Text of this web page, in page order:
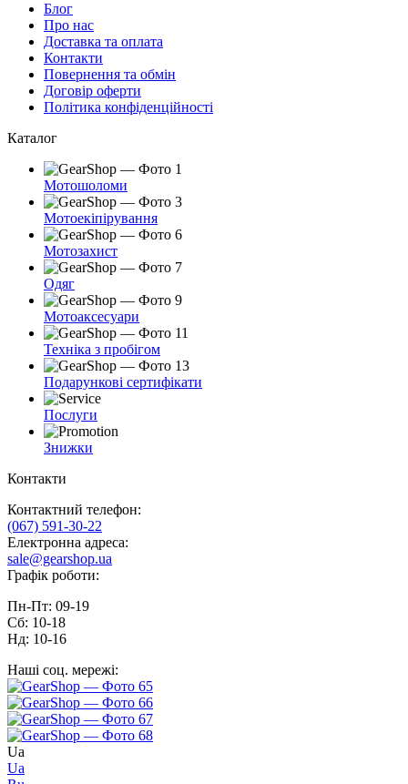
Блог
Про нас
Доставка та оплата
Контакти
Повернення та обмін
Договір оферти
Політика конфіденційності
Каталог
Мотошоломи
Мотоекіпірування
Мотозахист
Одяг
Мотоаксесуари
Техніка з пробігом
Подарункові сертифікати
Послуги
Знижки
Контакти
Контактний телефон:
(067) 591-30-22
Електронна адреса:
sale@gearshop.ua
Графік роботи:
Пн-Пт: 09-19
Сб: 10-18
Нд: 10-16
Наші соц. мережі:
Ua
Ua